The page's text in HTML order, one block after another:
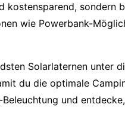
wie Powerbank-
Solarlaternen unter
du die optimale
und